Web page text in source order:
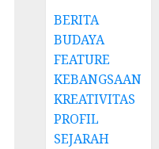
BERITA
BUDAYA
FEATURE
KEBANGSAAN
KREATIVITAS
PROFIL
SEJARAH
Gereja
1
2026
GKJ